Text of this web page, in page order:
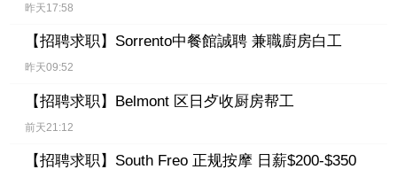
昨天17:58
【招聘求职】 Sorrento中餐館誠聘 兼職廚房白工
昨天09:52
【招聘求职】 Belmont 区日歺收厨房帮工
前天21:12
【招聘求职】 South Freo 正规按摩 日薪$200-$350